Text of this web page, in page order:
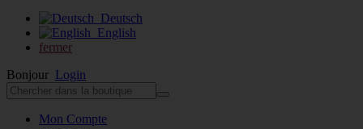
Deutsch
English
fermer
Bonjour Login
Mon Compte